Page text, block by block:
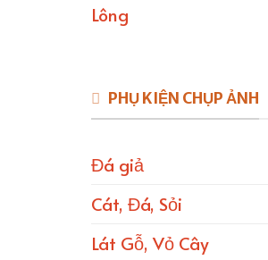
Lông
PHỤ KIỆN CHỤP ẢNH
Đá giả
Cát, Đá, Sỏi
Lát Gỗ, Vỏ Cây